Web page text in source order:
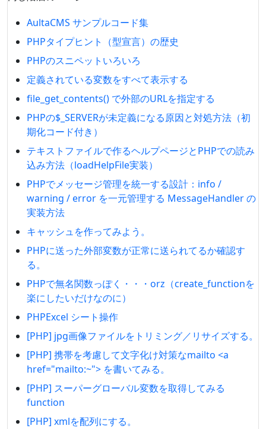
AultaCMS サンプルコード集
PHPタイプヒント（型宣言）の歴史
PHPのスニペットいろいろ
定義されている変数をすべて表示する
file_get_contents() で外部のURLを指定する
PHPの$_SERVERが未定義になる原因と対処方法（初
期化コード付き）
テキストファイルで作るヘルプページとPHPでの読み
込み方法（loadHelpFile実装）
PHPでメッセージ管理を統一する設計：info /
warning / error を一元管理する MessageHandler の
実装方法
キャッシュを作ってみよう。
PHPに送った外部変数が正常に送られてるか確認す
る。
PHPで無名関数っぽく・・・orz（create_functionを
楽にしたいだけなのに）
PHPExcel シート操作
[PHP] jpg画像ファイルをトリミング／リサイズする。
[PHP] 携帯を考慮して文字化け対策なmailto <a
href="mailto:~"> を書いてみる。
[PHP] スーパーグローバル変数を取得してみる
function
[PHP] xmlを配列にする。